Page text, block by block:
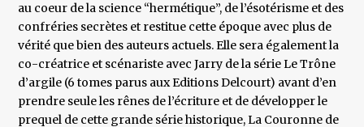
au coeur de la science “hermétique”, de l’ésotérisme et des
confréries secrètes et restitue cette époque avec plus de
vérité que bien des auteurs actuels. Elle sera également la
co-créatrice et scénariste avec Jarry de la série Le Trône
d’argile (6 tomes parus aux Editions Delcourt) avant d’en
prendre seule les rênes de l’écriture et de développer le
prequel de cette grande série historique, La Couronne de